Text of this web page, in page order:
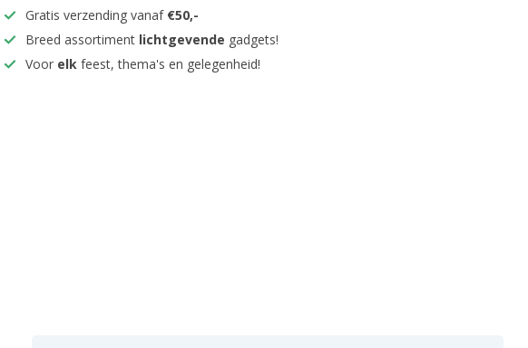
Gratis verzending vanaf €50,-
Breed assortiment lichtgevende gadgets!
Voor elk feest, thema's en gelegenheid!